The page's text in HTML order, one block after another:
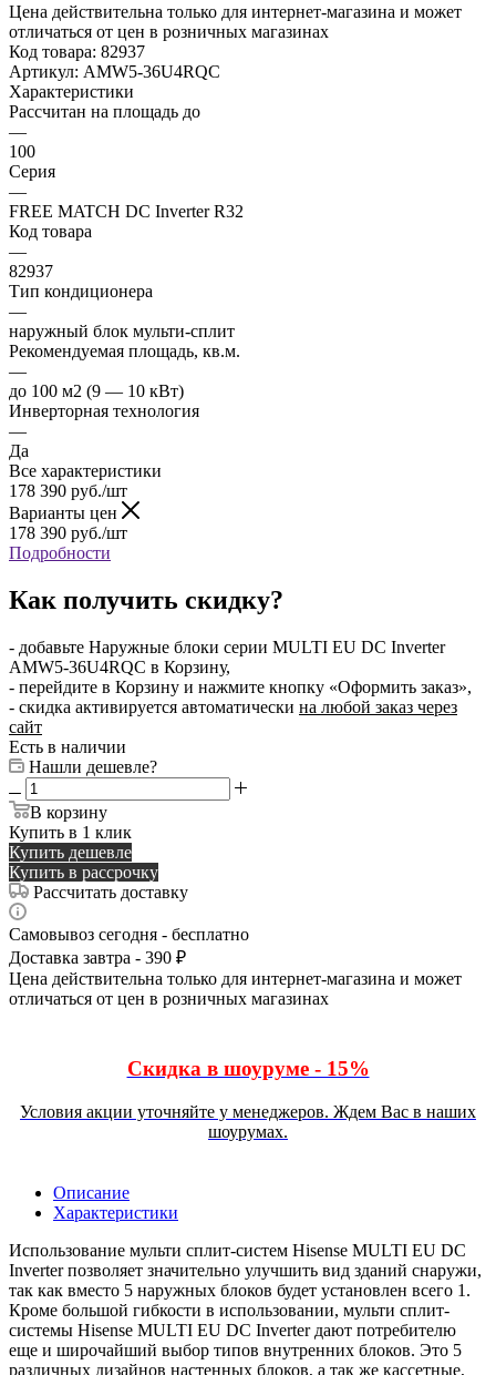
Цена действительна только для интернет-магазина и может
отличаться от цен в розничных магазинах
Код товара: 82937
Артикул: AMW5-36U4RQC
Характеристики
Рассчитан на площадь до
—
100
Серия
—
FREE MATCH DC Inverter R32
Код товара
—
82937
Тип кондиционера
—
наружный блок мульти-сплит
Рекомендуемая площадь, кв.м.
—
до 100 м2 (9 — 10 кВт)
Инверторная технология
—
Да
Все характеристики
178 390 руб./шт
Варианты цен
178 390 руб./шт
Подробности
Как получить скидку?
- добавьте Наружные блоки серии MULTI EU DC Inverter
AMW5-36U4RQC в Корзину,
- перейдите в Корзину и нажмите кнопку «Оформить заказ»,
- скидка активируется автоматически на любой заказ через
сайт
Есть в наличии
Нашли дешевле?
В корзину
Купить в 1 клик
Купить дешевле
Купить в рассрочку
Рассчитать доставку
Самовывоз сегодня - бесплатно
Доставка завтра - 390 ₽
Цена действительна только для интернет-магазина и может
отличаться от цен в розничных магазинах
Скидка в шоуруме - 15%
Условия акции уточняйте у менеджеров. Ждем Вас в наших
шоурумах.
Описание
Характеристики
Использование мульти сплит-систем Hisense MULTI EU DC
Inverter позволяет значительно улучшить вид зданий снаружи,
так как вместо 5 наружных блоков будет установлен всего 1.
Кроме большой гибкости в использовании, мульти сплит-
системы Hisense MULTI EU DC Inverter дают потребителю
еще и широчайший выбор типов внутренних блоков. Это 5
различных дизайнов настенных блоков, а так же кассетные,